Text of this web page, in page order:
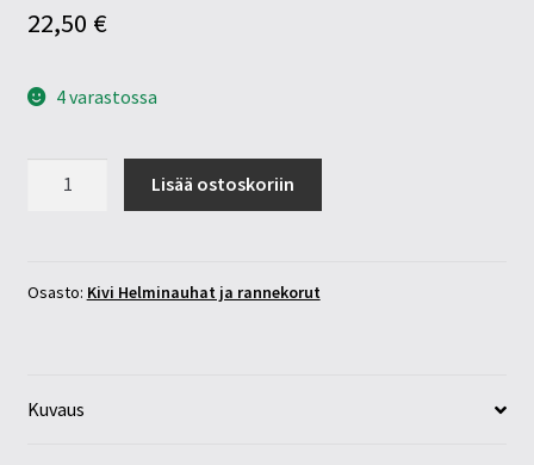
22,50 €
4 varastossa
Lisää ostoskoriin
Osasto: Kivi Helminauhat ja rannekorut
Kuvaus